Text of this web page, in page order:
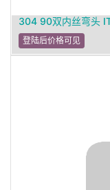
304 90双内丝弯头
登陆后价格可见